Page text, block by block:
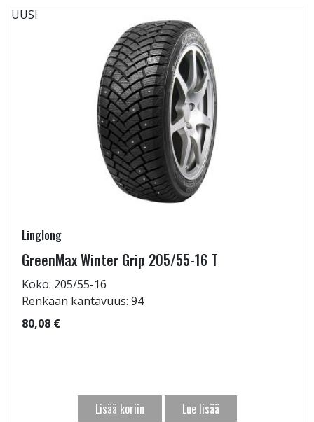
UUSI
Linglong
GreenMax Winter Grip 205/55-16 T
Koko: 205/55-16
Renkaan kantavuus: 94
80,08 €
Lisää koriin Lue lisää